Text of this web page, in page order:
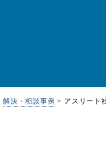
解決・相談事例 > アスリート